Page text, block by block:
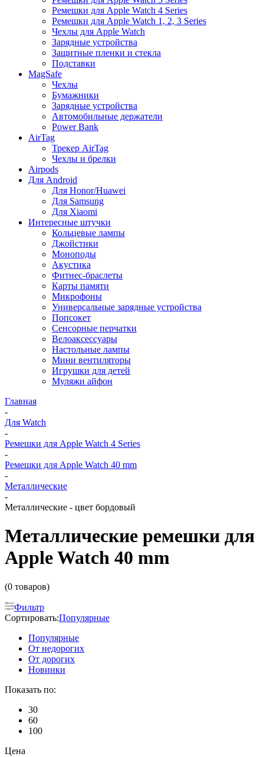
Ремешки для Apple Watch 4 Series
Ремешки для Apple Watch 1, 2, 3 Series
Чехлы для Apple Watch
Зарядные устройства
Защитные пленки и стекла
Подставки
MagSafe
Чехлы
Бумажники
Зарядные устройства
Автомобильные держатели
Power Bank
AirTag
Трекер AirTag
Чехлы и брелки
Airpods
Для Android
Для Honor/Huawei
Для Samsung
Для Xiaomi
Интересные штучки
Кольцевые лампы
Джойстики
Моноподы
Акустика
Фитнес-браслеты
Карты памяти
Микрофоны
Универсальные зарядные устройства
Попсокет
Сенсорные перчатки
Велоаксессуары
Настольные лампы
Мини вентиляторы
Игрушки для детей
Муляжи айфон
Главная
-
Для Watch
-
Ремешки для Apple Watch 4 Series
-
Ремешки для Apple Watch 40 mm
-
Металлические
-
Металлические - цвет бордовый
Металлические ремешки для
Apple Watch 40 mm
(0 товаров)
Фильтр
Сортировать:Популярные
Популярные
От недорогих
От дорогих
Новинки
Показать по:
30
60
100
Цена